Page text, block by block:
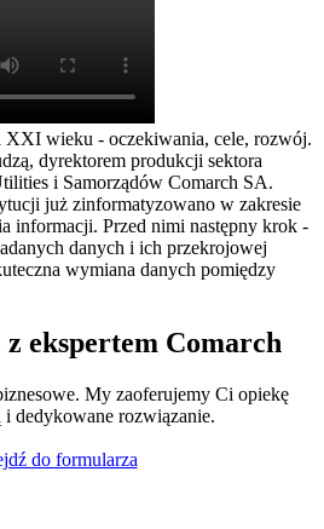
XXI wieku - oczekiwania, cele, rozwój.
dyrektorem produkcji sektora
i Samorządów Comarch SA.
już zinformatyzowano w zakresie
informacji. Przed nimi następny krok -
danych i ich przekrojowej
wymiana danych pomiędzy
ekspertem Comarch
My zaoferujemy Ci opiekę
dedykowane rozwiązanie.
do formularza